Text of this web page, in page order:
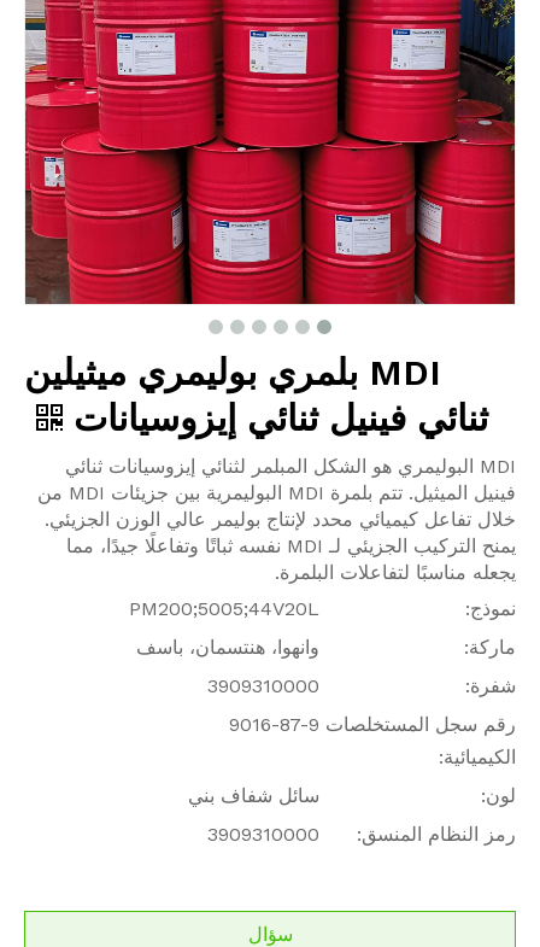
MDI بلمري بوليمري ميثيلين
ثنائي فينيل ثنائي إيزوسيانات
MDI البوليمري هو الشكل المبلمر لثنائي إيزوسيانات ثنائي
فينيل الميثيل. تتم بلمرة MDI البوليمرية بين جزيئات MDI من
خلال تفاعل كيميائي محدد لإنتاج بوليمر عالي الوزن الجزيئي.
يمنح التركيب الجزيئي لـ MDI نفسه ثباتًا وتفاعلًا جيدًا، مما
يجعله مناسبًا لتفاعلات البلمرة.
نموذج:
PM200;5005;44V20L
ماركة:
وانهوا، هنتسمان، باسف
شفرة:
3909310000
رقم سجل المستخلصات
الكيميائية:
9016-87-9
لون:
سائل شفاف بني
رمز النظام المنسق:
3909310000
سؤال